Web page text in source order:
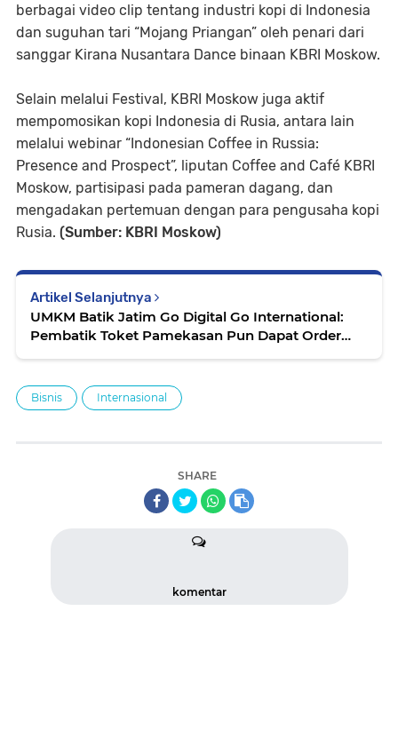
berbagai video clip tentang industri kopi di Indonesia
dan suguhan tari “Mojang Priangan” oleh penari dari
sanggar Kirana Nusantara Dance binaan KBRI Moskow.
Selain melalui Festival, KBRI Moskow juga aktif
mempomosikan kopi Indonesia di Rusia, antara lain
melalui webinar “Indonesian Coffee in Russia:
Presence and Prospect”, liputan Coffee and Café KBRI
Moskow, partisipasi pada pameran dagang, dan
mengadakan pertemuan dengan para pengusaha kopi
Rusia. (Sumber: KBRI Moskow)
Artikel Selanjutnya
UMKM Batik Jatim Go Digital Go International:
Pembatik Toket Pamekasan Pun Dapat Order
Bisnis Internasional
SHARE
komentar